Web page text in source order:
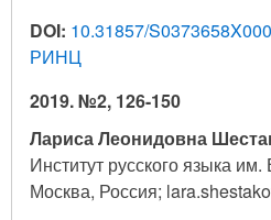
DOI: 10.31857/
РИНЦ
2019. №2, 126-150
Лариса Леонидовна
Институт русского языка
Москва, Россия;